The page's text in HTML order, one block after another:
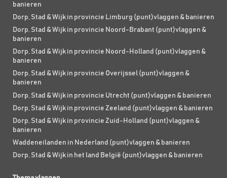
banieren
Dorp, Stad & Wijk in provincie Limburg (punt)vlaggen & banieren
Dorp, Stad & Wijk in provincie Noord-Brabant (punt)vlaggen &
banieren
Dorp, Stad & Wijk in provincie Noord-Holland (punt)vlaggen &
banieren
Dorp, Stad & Wijk in provincie Overijssel (punt)vlaggen &
banieren
Dorp, Stad & Wijk in provincie Utrecht (punt)vlaggen & banieren
Dorp, Stad & Wijk in provincie Zeeland (punt)vlaggen & banieren
Dorp, Stad & Wijk in provincie Zuid-Holland (punt)vlaggen &
banieren
Waddeneilanden in Nederland (punt)vlaggen & banieren
Dorp, Stad & Wijk in het land België (punt)vlaggen & banieren